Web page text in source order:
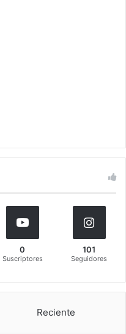
0
Suscriptores
101
Seguidores
Reciente